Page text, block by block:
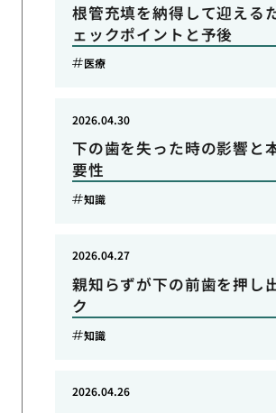
根管充填を納得して迎える
ェックポイントと予後
医療
下の歯を失った時の影響と
要性
2026.04.30
知識
親知らずが下の前歯を押し
ク
2026.04.27
知識
2026.04.26